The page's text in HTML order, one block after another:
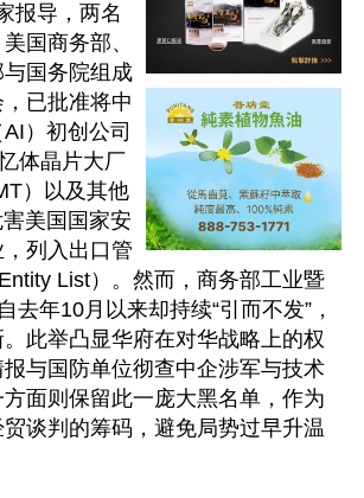
报导，两名
国商务部、
国务院组成
已批准将中
）初创公司
体晶片大厂
）以及其他
美国国家安
列入出口管
List）。然而，商务部工业暨
去年10月以来却持续“引而不发”，
此举凸显华府在对华战略上的权
与国防单位彻查中企涉军与技术
面则保留此一庞大黑名单，作为
谈判的筹码，避免局势过早升温